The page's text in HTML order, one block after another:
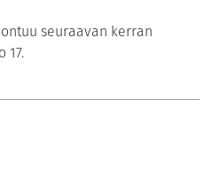
seuraavan kerran
17.